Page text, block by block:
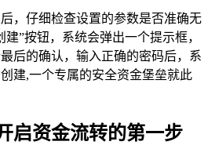
，仔细检查设置的参数是否准确无
”按钮，系统会弹出一个提示框，
后的确认，输入正确的密码后，系
建,一个专属的安全资金堡垒就此
启资金流转的第一步